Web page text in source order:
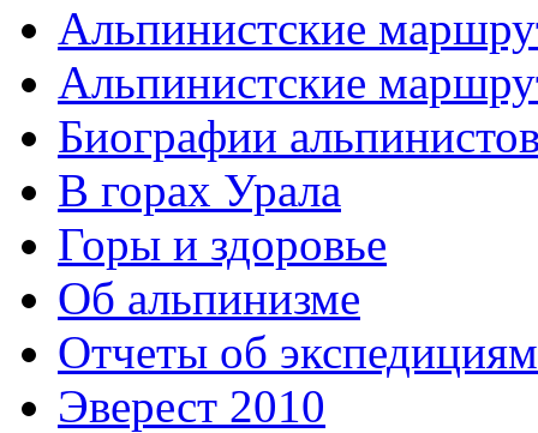
Альпинистские
Альпинистские
Биографии
В горах Урала
Горы и здоровье
Об альпинизме
Отчеты об экспедициям
Эверест 2010